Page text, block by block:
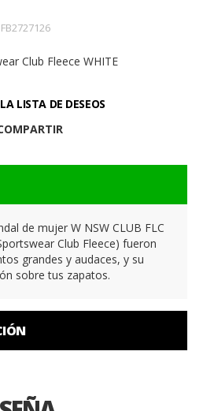
FB2727126
Club Fleece WHITE
LISTA DE DESEOS
de mujer W NSW CLUB FLC
Club Fleece) fueron
grandes y audaces, y su
sobre tus zapatos.